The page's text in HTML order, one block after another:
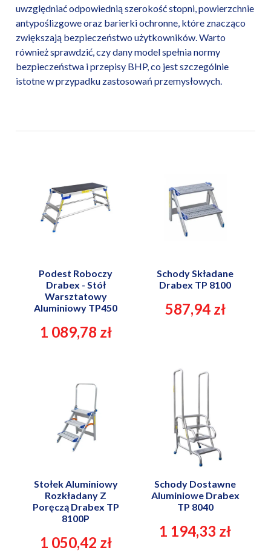
uwzględniać odpowiednią szerokość stopni, powierzchnie
antypoślizgowe oraz barierki ochronne, które znacząco
zwiększają bezpieczeństwo użytkowników. Warto
również sprawdzić, czy dany model spełnia normy
bezpieczeństwa i przepisy BHP, co jest szczególnie
istotne w przypadku zastosowań przemysłowych.
Podest Roboczy
Drabex - Stół
Warsztatowy
Aluminiowy TP450
1 089,78 zł
Schody Składane
Drabex TP 8100
587,94 zł
Stołek Aluminiowy
Rozkładany Z
Poręczą Drabex TP
8100P
1 050,42 zł
Schody Dostawne
Aluminiowe Drabex
TP 8040
1 194,33 zł